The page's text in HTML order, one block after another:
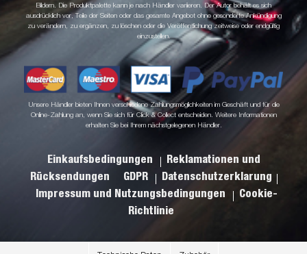
Bildern. Die Produktpalette kann je nach Händler variieren. Der Autor behält es sich
ausdrücklich vor, Teile der Seiten oder das gesamte Angebot ohne gesonderte Ankündigung
zu verändern, zu ergänzen, zu löschen oder die Veröffentlichung zeitweise oder endgültig
einzustellen.
Unsere Händler bieten Ihnen verschiedene Zahlungsmöglichkeiten im Geschäft und für die
Online-Zahlung an, wenn Sie sich für Click & Collect entscheiden. Weitere Informationen
erhalten Sie bei Ihrem nächstgelegenen Händler.
Einkaufsbedingungen
Reklamationen und
Rücksendungen
GDPR
Datenschutzerklarung
Impressum und Nutzungsbedingungen
Cookie-
Richtlinie